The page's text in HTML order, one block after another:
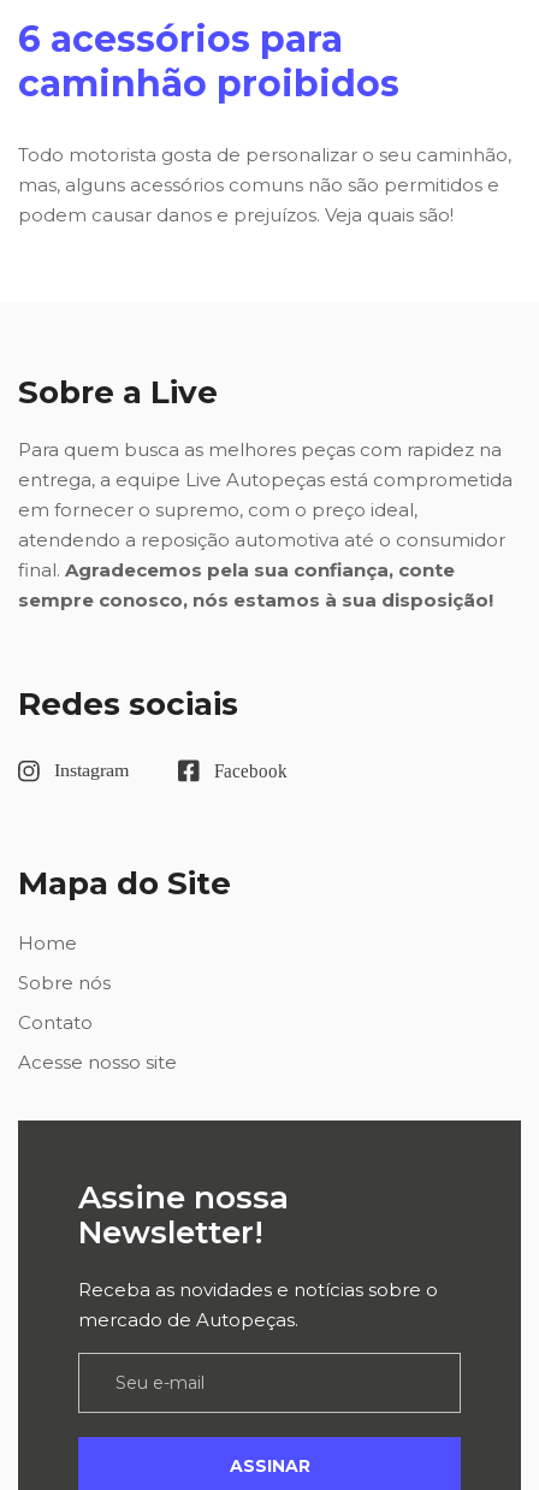
6 acessórios para
caminhão proibidos
Todo motorista gosta de personalizar o seu caminhão,
mas, alguns acessórios comuns não são permitidos e
podem causar danos e prejuízos. Veja quais são!
Sobre a Live
Para quem busca as melhores peças com rapidez na
entrega, a equipe Live Autopeças está comprometida
em fornecer o supremo, com o preço ideal,
atendendo a reposição automotiva até o consumidor
final. Agradecemos pela sua confiança, conte
sempre conosco, nós estamos à sua disposição!
Redes sociais
Mapa do Site
Home
Sobre nós
Contato
Acesse nosso site
Assine nossa
Newsletter!
Receba as novidades e notícias sobre o
mercado de Autopeças.